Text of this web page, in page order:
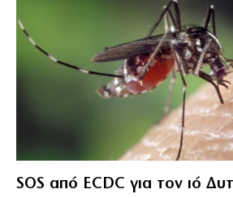
SOS από ECDC για τον ιό